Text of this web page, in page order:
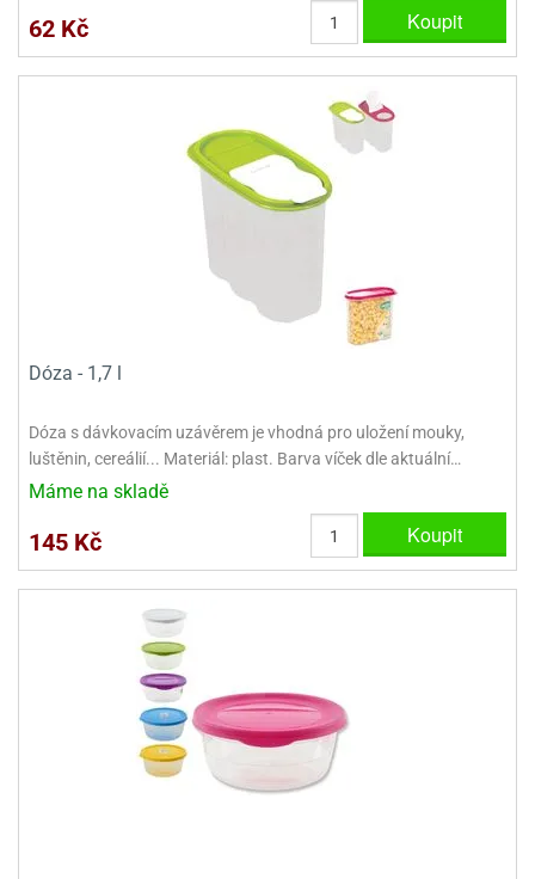
62 Kč Koupit
Dóza - 1,7 l
Dóza s dávkovacím uzávěrem je vhodná pro uložení mouky,
luštěnin, cereálií... Materiál: plast. Barva víček dle aktuální…
Máme na skladě
145 Kč Koupit